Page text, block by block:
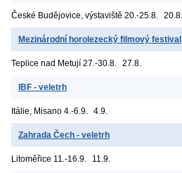
České Budějovice, výstaviště 20.-25.8. 20.8.
Mezinárodní horolezecký filmový festival
Teplice nad Metují 27.-30.8. 27.8.
IBF - veletrh
Itálie, Misano 4.-6.9. 4.9.
Zahrada Čech - veletrh
Litoměřice 11.-16.9. 11.9.